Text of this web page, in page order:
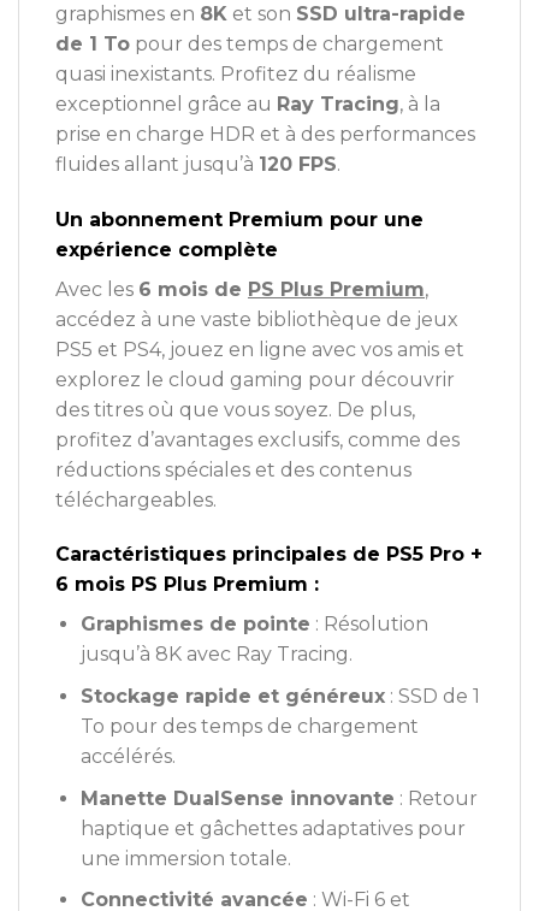
graphismes en 8K et son SSD ultra-rapide
de 1 To pour des temps de chargement
quasi inexistants. Profitez du réalisme
exceptionnel grâce au Ray Tracing, à la
prise en charge HDR et à des performances
fluides allant jusqu’à 120 FPS.
Un abonnement Premium pour une
expérience complète
Avec les 6 mois de PS Plus Premium,
accédez à une vaste bibliothèque de jeux
PS5 et PS4, jouez en ligne avec vos amis et
explorez le cloud gaming pour découvrir
des titres où que vous soyez. De plus,
profitez d’avantages exclusifs, comme des
réductions spéciales et des contenus
téléchargeables.
Caractéristiques principales de PS5 Pro +
6 mois PS Plus Premium :
Graphismes de pointe : Résolution
jusqu’à 8K avec Ray Tracing.
Stockage rapide et généreux: SSD de 1
To pour des temps de chargement
accélérés.
Manette DualSense innovante : Retour
haptique et gâchettes adaptatives pour
une immersion totale.
Connectivité avancée : Wi-Fi 6 et